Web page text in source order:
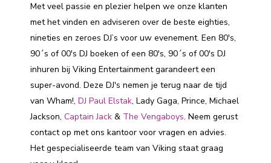
Met veel passie en plezier helpen we onze klanten
met het vinden en adviseren over de beste eighties,
nineties en zeroes DJ’s voor uw evenement. Een 80's,
90´s of 00's DJ boeken of een 80's, 90´s of 00's DJ
inhuren bij Viking Entertainment garandeert een
super-avond. Deze DJ's nemen je terug naar de tijd
van Wham!, DJ Paul Elstak, Lady Gaga, Prince, Michael
Jackson, Captain Jack & The Vengaboys. Neem gerust
contact op met ons kantoor voor vragen en advies.
Het gespecialiseerde team van Viking staat graag